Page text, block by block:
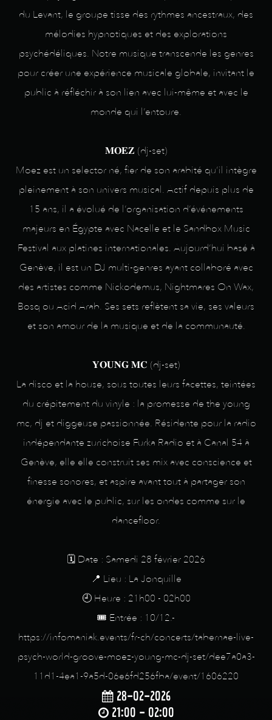
du Levant, le groupe tisse des rythmes ancestraux, des
mélodies hypnotiques et des explorations
psychédéliques. Notre musique transcende les genres
pour créer une expérience musicale globale, invitant le
public à réfléchir à son lien avec lui-même et avec le
monde qui l’entoure.
𝐌𝐎𝐄𝐙 (dj-set)
Moez est un selector né, fier de son arabité qu’il intègre
pleinement à son univers musical. Actif depuis plus de
15 ans, il a évolué de l’organisation d’événements
majeurs en Égypte avec Nacelle et le Sandbox Music
Festival aux platines internationales. Aujourd’hui basé à
Genève, il est un DJ multi-genres ayant collaboré avec
des artistes comme Nickodemus, Nightmares On Wax,
Bosq ou Acid Arab. Ses sets reflètent sa vie, ses valeurs
et son amour de la musique et de la communauté.
𝐘𝐎𝐔𝐍𝐆 𝐌𝐂 (dj-set)
La disco et la house, sous toutes leurs facettes, teintées
du crépitement du vinyle : la promesse de the young
mc, dj et diggeuse passionnée. Résidente pour la radio
indépendante zurichoise Furka Radio et à Canal 54 à
Genève, elle elle construit ses mix avec conscience et
finesse sonores, et aspire avant tout à partager son
énergie avec le public, sur les ondes comme sur le
dancefloor.
🗓️ Date : Samedi 28 février 2026
📍 Lieu : La Jonquille
🕘 Heure : 21h00 - 02h00
🎟️ Entrée : 10/12.-
https://infomaniak.events/fr-ch/concerts/tabernae-live-
psych-world-groove-moez-young-mc-dj-set/dee7a0a3-
11d1-4ea1-9a5d-06e6fd256fba/event/1606220
28-02-2026
21:00 - 02:00